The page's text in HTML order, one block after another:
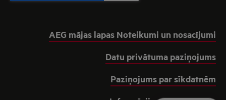
AEG mājas lapas Noteikumi un nosacījumi
Datu privātuma paziņojums
Paziņojums par sīkdatnēm